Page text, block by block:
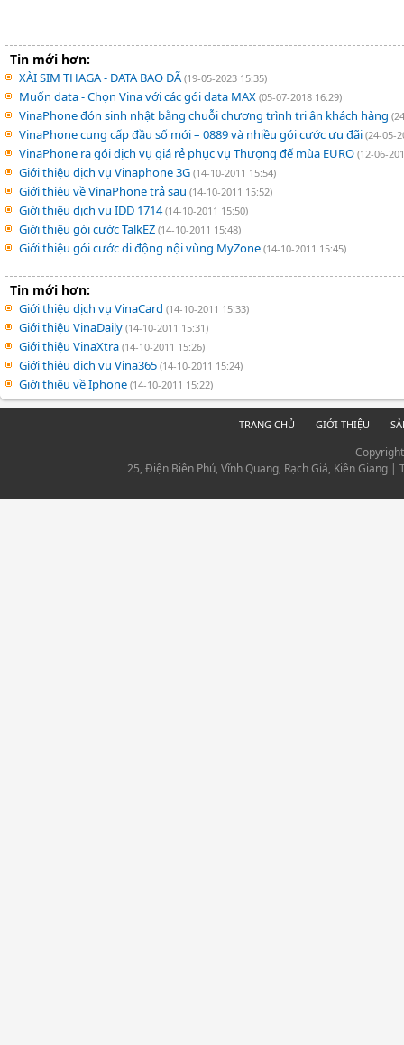
Tin mới hơn:
XÀI SIM THAGA - DATA BAO ĐÃ(19-05-2023 15:35)
Muốn data - Chọn Vina với các gói data MAX (05-07-2018 16:29)
VinaPhone đón sinh nhật bằng chuỗi chương trình tri ân khách hàng
VinaPhone cung cấp đầu số mới – 0889 và nhiều gói cước ưu đãi (24-05-
VinaPhone ra gói dịch vụ giá rẻ phục vụ Thượng đế mùa EURO (12-06-
Giới thiệu dịch vụ Vinaphone 3G (14-10-2011 15:54)
Giới thiệu về VinaPhone trả sau (14-10-2011 15:52)
Giới thiệu dịch vu IDD 1714(14-10-2011 15:50)
Giới thiệu gói cước TalkEZ (14-10-2011 15:48)
Giới thiệu gói cước di động nội vùng MyZone (14-10-2011 15:45)
Tin mới hơn:
Giới thiệu dịch vụ VinaCard (14-10-2011 15:33)
Giới thiệu VinaDaily (14-10-2011 15:31)
Giới thiệu VinaXtra (14-10-2011 15:26)
Giới thiệu dịch vụ Vina365 (14-10-2011 15:24)
Giới thiệu về Iphone (14-10-2011 15:22)
TRANG CHỦ GIỚI THIỆU
25, Điện Biên Phủ, Vĩnh Quang, Rạch Giá, Kiên Giang